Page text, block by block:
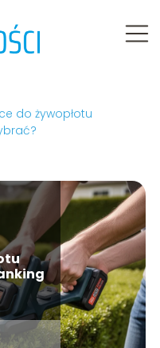
do żywopłotu